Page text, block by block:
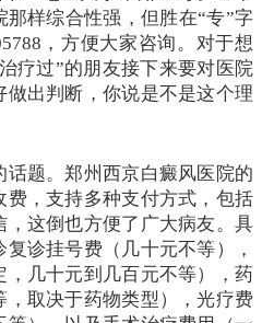
样综合性强，但胜在“专”字
，方便大家咨询。对于想
疗过”的朋友接下来要对医院
出判断，你说是不是这个理
题。郑州西京白癜风医院的
，支持多种支付方式，包括
这倒也方便了广大病友。具
诊挂号费（几十元不等），
几十元到几百元不等），药
取决于药物类型），光疗费